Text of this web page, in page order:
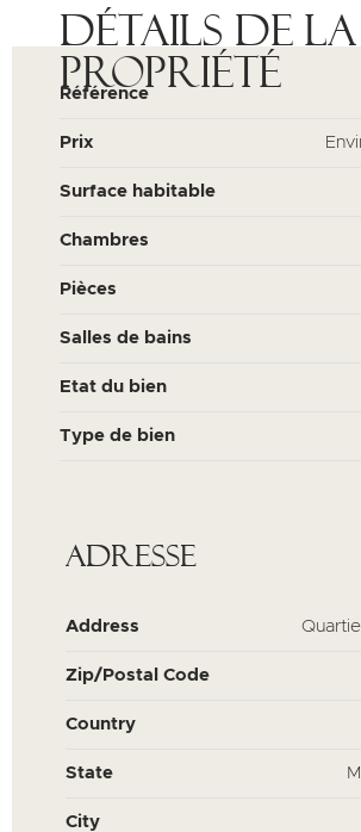
Détails de la
propriété
Référence
Prix
Surface habitable
Chambres
Pièces
Salles de bains
Etat du bien
Type de bien
Adresse
Address
Zip/Postal Code
Country
State
City